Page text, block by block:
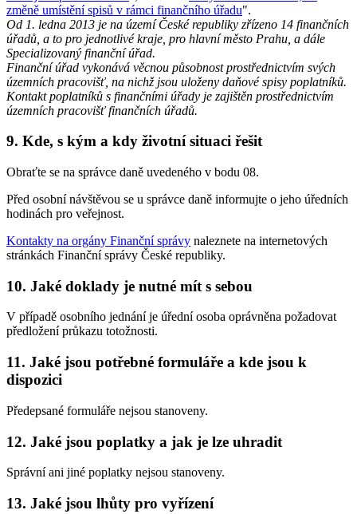
změně umístění spisů v rámci finančního úřadu".
Od 1. ledna 2013 je na území České republiky zřízeno 14 finančních
úřadů, a to pro jednotlivé kraje, pro hlavní město Prahu, a dále
Specializovaný finanční úřad.
Finanční úřad vykonává věcnou působnost prostřednictvím svých
územních pracovišť, na nichž jsou uloženy daňové spisy poplatníků.
Kontakt poplatníků s finančními úřady je zajištěn prostřednictvím
územních pracovišť finančních úřadů.
9. Kde, s kým a kdy životní situaci řešit
Obraťte se na správce daně uvedeného v bodu 08.
Před osobní návštěvou se u správce daně informujte o jeho úředních
hodinách pro veřejnost.
Kontakty na orgány Finanční správy naleznete na internetových
stránkách Finanční správy České republiky.
10. Jaké doklady je nutné mít s sebou
V případě osobního jednání je úřední osoba oprávněna požadovat
předložení průkazu totožnosti.
11. Jaké jsou potřebné formuláře a kde jsou k
dispozici
Předepsané formuláře nejsou stanoveny.
12. Jaké jsou poplatky a jak je lze uhradit
Správní ani jiné poplatky nejsou stanoveny.
13. Jaké jsou lhůty pro vyřízení